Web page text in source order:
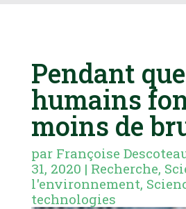
Pendant
humains
moins de
par Françoise
31, 2020 | Recherche,
l'environnement,
technologies